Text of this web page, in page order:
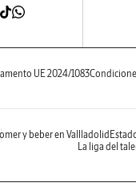
UE 2024/1083
y beber en Vallladolid
La liga del